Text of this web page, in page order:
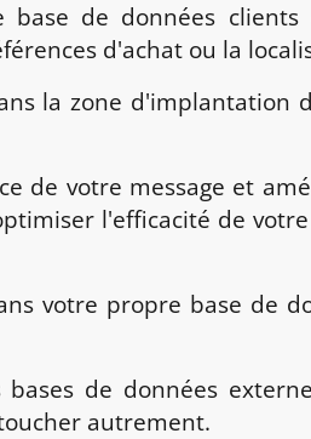
base de données clients
d'achat ou la
la zone d'implantation
de votre message et
l'efficacité de votre
votre propre base de
de données
autrement.